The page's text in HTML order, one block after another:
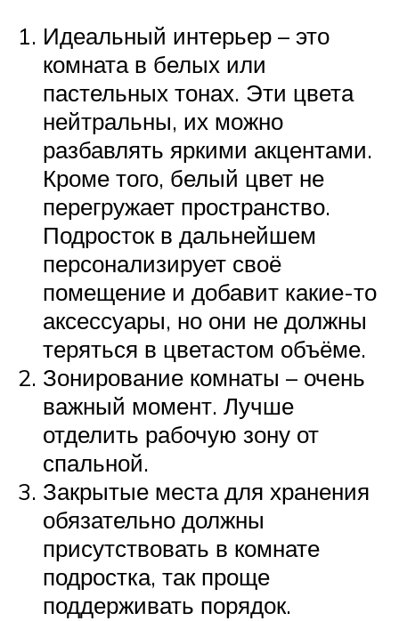
Идеальный интерьер – это
комната в белых или
пастельных тонах. Эти цвета
нейтральны, их можно
разбавлять яркими акцентами.
Кроме того, белый цвет не
перегружает пространство.
Подросток в дальнейшем
персонализирует своё
помещение и добавит какие-то
аксессуары, но они не должны
теряться в цветастом объёме.
Зонирование комнаты – очень
важный момент. Лучше
отделить рабочую зону от
спальной.
Закрытые места для хранения
обязательно должны
присутствовать в комнате
подростка, так проще
поддерживать порядок.